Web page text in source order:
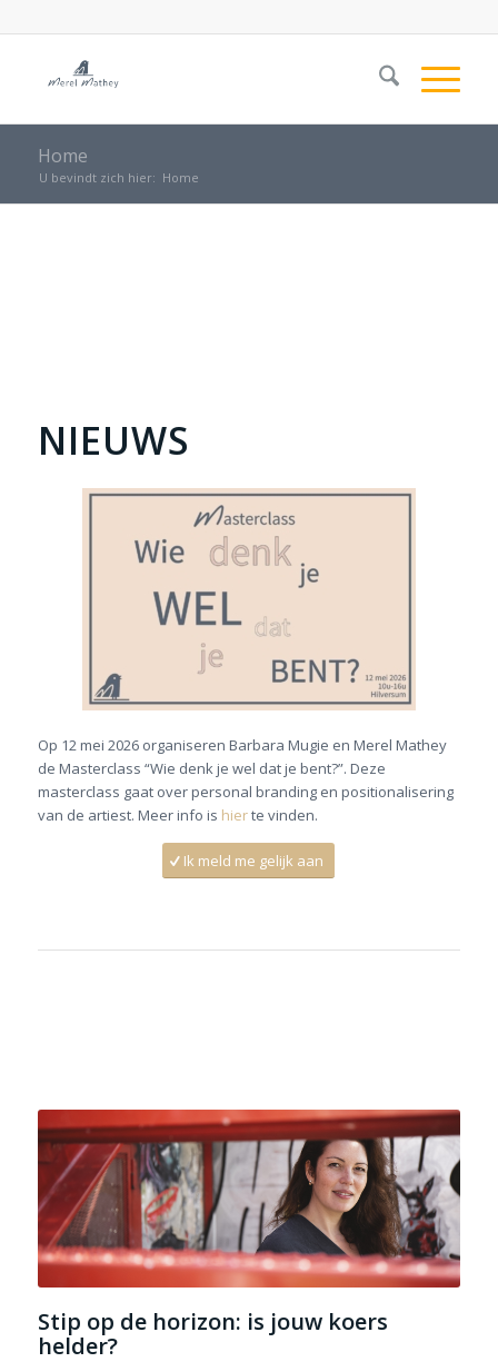
Home
U bevindt zich hier: Home
NIEUWS
Op 12 mei 2026 organiseren Barbara Mugie en Merel Mathey
de Masterclass “Wie denk je wel dat je bent?”. Deze
masterclass gaat over personal branding en positionalisering
van de artiest. Meer info is hierte vinden.
Ik meld me gelijk aan
Stip op de horizon: is jouw koers
helder?